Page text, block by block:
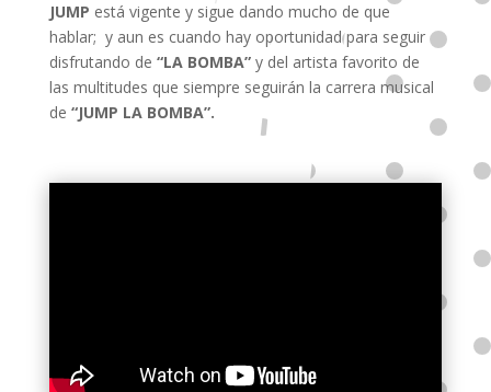
JUMP está vigente y sigue dando mucho de que
hablar; y aun es cuando hay oportunidad para seguir
disfrutando de “LA BOMBA” y del artista favorito de
las multitudes que siempre seguirán la carrera musical
de “JUMP LA BOMBA”.